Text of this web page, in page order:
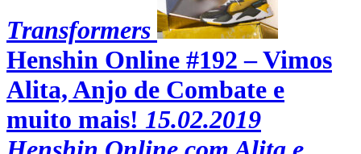
Transformers
Henshin Online #192 – Vimos
Alita, Anjo de Combate e
muito mais! 15.02.2019